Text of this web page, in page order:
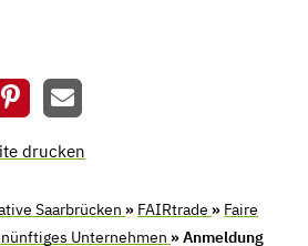
drucken
Saarbrücken » FAIRtrade » Faire
Unternehmen » Anmeldung